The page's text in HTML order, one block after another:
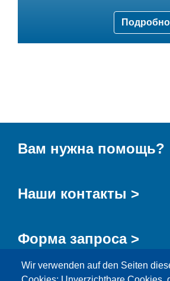
Wir verwenden auf den Seiten
Вам нужна помощь?
Наши контакты >
Форма запроса >